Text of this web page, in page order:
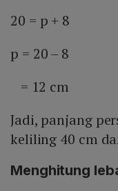
20 = p + 8
p = 20 – 8
= 12 cm
Jadi, panjang
keliling 40 cm
Menghitung